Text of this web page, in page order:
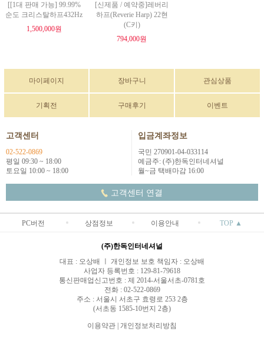
[[1대 판매 가능] 99.99%
순도 크리스탈하프432Hz
1,500,000원
[신제품 / 예약중]레버리
하프(Reverie Harp) 22현
(C키)
794,000원
마이페이지 장바구니 관심상품
기획전 구매후기 이벤트
고객센터
02-522-0869
평일 09:30 ~ 18:00
토요일 10:00 ~ 18:00
입금계좌정보
국민 270901-04-033114
예금주: (주)한독인터네셔널
월~금 택배마감 16:00
고객센터 연결
PC버전 상점정보 이용안내 TOP ▲
(주)한독인터네셔널
대표 : 오상배 ㅣ 개인정보 보호 책임자 : 오상배
사업자 등록번호 : 129-81-79618
통신판매업신고번호 : 제 2014-서울서초-0781호
전화 : 02-522-0869
주소 : 서울시 서초구 효령로 253 2층
(서초동 1585-10번지 2층)
이용약관 개인정보처리방침